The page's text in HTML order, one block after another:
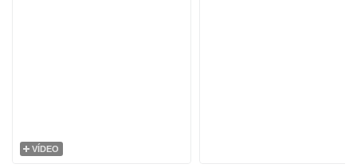
VÍDEO